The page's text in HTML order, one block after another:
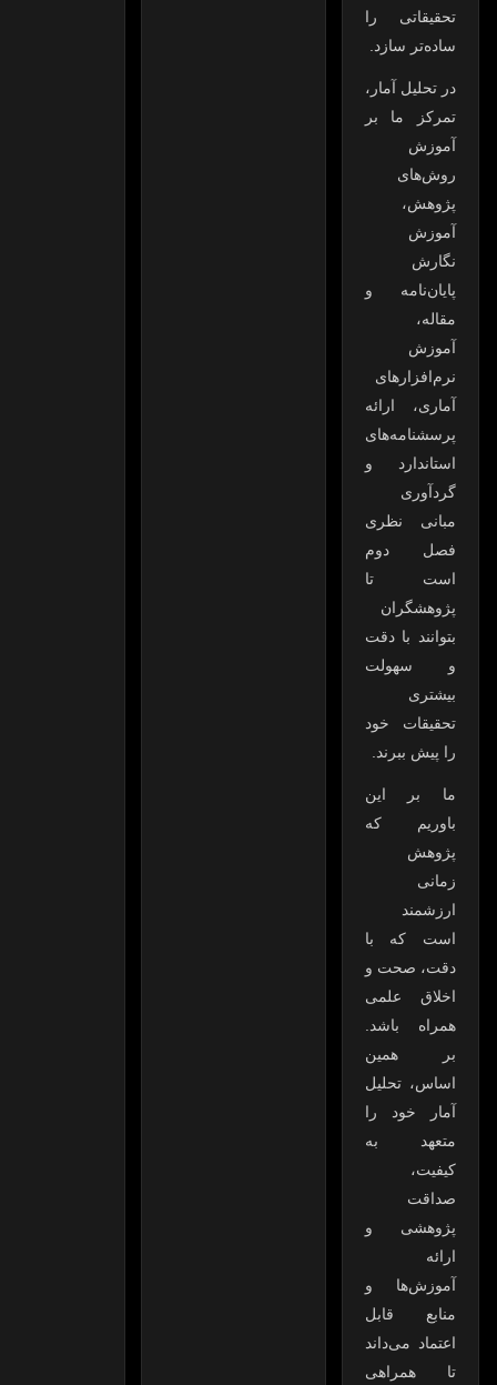
تحقیقاتی را
ساده‌تر سازد.
در تحلیل آمار،
تمرکز ما بر
آموزش
روش‌های
پژوهش،
آموزش
نگارش
پایان‌نامه و
مقاله،
آموزش
نرم‌افزارهای
آماری، ارائه
پرسشنامه‌های
استاندارد و
گردآوری
مبانی نظری
فصل دوم
است تا
پژوهشگران
بتوانند با دقت
و سهولت
بیشتری
تحقیقات خود
را پیش ببرند.
ما بر این
باوریم که
پژوهش
زمانی
ارزشمند
است که با
دقت، صحت و
اخلاق علمی
همراه باشد.
بر همین
اساس، تحلیل
آمار خود را
متعهد به
کیفیت،
صداقت
پژوهشی و
ارائه
آموزش‌ها و
منابع قابل
اعتماد می‌داند
تا همراهی